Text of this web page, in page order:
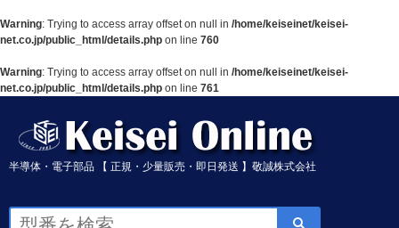
Warning: Trying to access array offset on null in /home/keiseinet/keisei-
net.co.jp/public_html/details.php on line 760
Warning: Trying to access array offset on null in /home/keiseinet/keisei-
net.co.jp/public_html/details.php on line 761
半導体・電子部品 【 正規・少量販売・即日発送 】敬誠株式会社